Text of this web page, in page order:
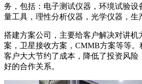
务，包括：电子测试仪器，环境试验设
量工具，理性分析仪器，光学仪器，生
搭建方案公司，主要给客户解决对讲机
案，卫星接收方案，CMMB方案等等
客户大大节约了成本，降低了投资风险
好的合作关系。